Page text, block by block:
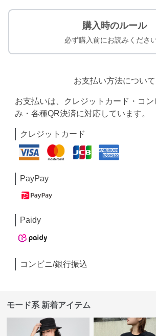
購入時のルール
必ず購入前にお読みください
お支払い方法について
お支払いは、クレジットカード・コ
み・各種QR決済に対応しています。
クレジットカード
PayPay
Paidy
コンビニ/銀行振込
モード系 新着アイテム